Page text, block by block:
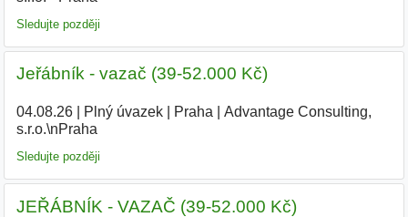
Sledujte později
Jeřábník - vazač (39-52.000 Kč)
04.08.26| Plný úvazek| Praha
Advantage Consulting,
s.r.o.\nPraha
Sledujte později
JEŘÁBNÍK - VAZAČ (39-52.000 Kč)